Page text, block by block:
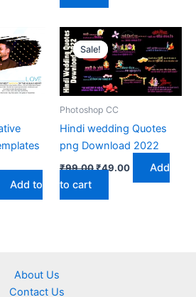
₹99.00.
Add to
Sale!
Sale!
Photoshop CC
Hindi wedding Quotes
png Download 2022
₹99.00Original
₹99.00.
₹49.00Current
Add
to cart
About Us
Contact Us